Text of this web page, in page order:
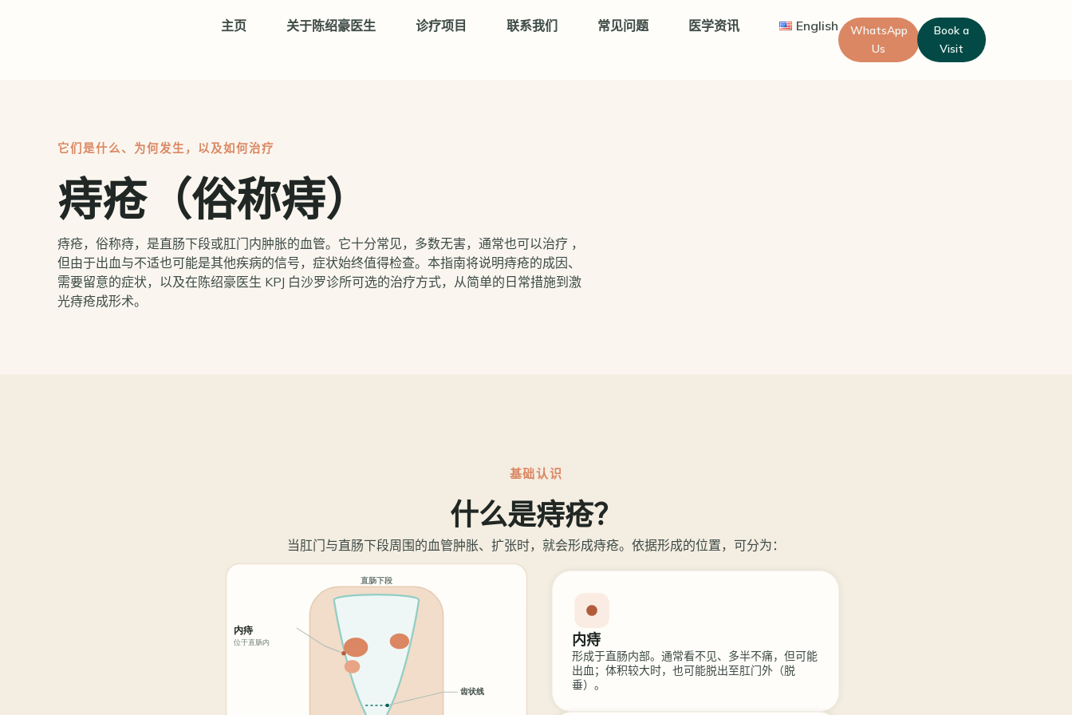
主页 关于陈绍豪医生 诊疗项目 联系我们 常见问题 医学资讯 English
WhatsApp
Us
Book a
Visit
它们是什么、为何发生，以及如何治疗
痔疮（俗称痔）
痔疮，俗称痔，是直肠下段或肛门内肿胀的血管。它十分常见，多数无害，通常也可以治疗 ，
但由于出血与不适也可能是其他疾病的信号，症状始终值得检查。本指南将说明痔疮的成因、
需要留意的症状，以及在陈绍豪医生 KPJ 白沙罗诊所可选的治疗方式，从简单的日常措施到激
光痔疮成形术。
基础认识
什么是痔疮？
当肛门与直肠下段周围的血管肿胀、扩张时，就会形成痔疮。依据形成的位置，可分为：
内痔
形成于直肠内部。通常看不见、多半不痛，但可能
出血；体积较大时，也可能脱出至肛门外（脱
垂）。